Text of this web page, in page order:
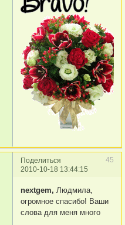
Поделиться
45
2010-10-18 13:44:15
nextgem, Людмила,
огромное спасибо! Ваши
слова для меня много